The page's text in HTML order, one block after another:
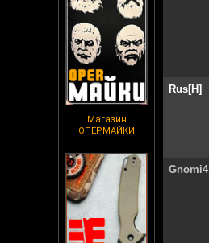
Магазин
ОПЕРМАЙКИ
Rus[H]
Gnomi4